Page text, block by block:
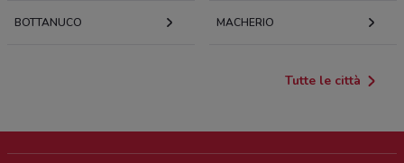
BOTTANUCO MACHERIO
Tutte le città